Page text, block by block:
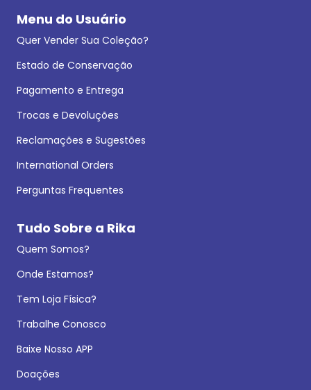
Menu do Usuário
Quer Vender Sua Coleção?
Estado de Conservação
Pagamento e Entrega
Trocas e Devoluções
Reclamações e Sugestões
International Orders
Perguntas Frequentes
Tudo Sobre a Rika
Quem Somos?
Onde Estamos?
Tem Loja Física?
Trabalhe Conosco
Baixe Nosso APP
Doações